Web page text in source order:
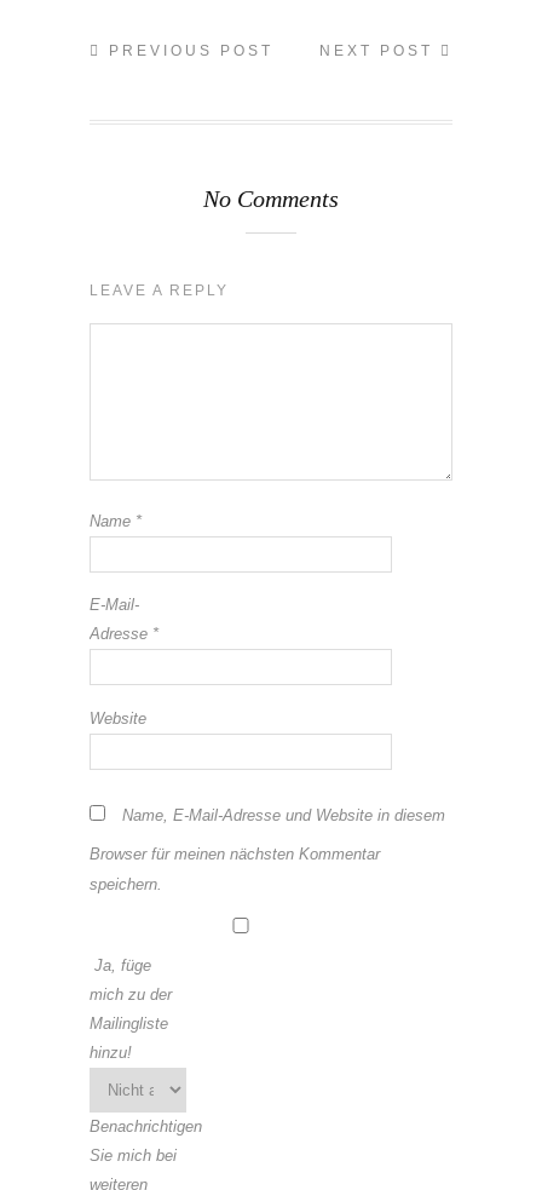
PREVIOUS POST NEXT POST
No Comments
LEAVE A REPLY
Name *
E-Mail-
Adresse *
Website
Name, E-Mail-Adresse und Website in diesem
Browser für meinen nächsten Kommentar
speichern.
Ja, füge
mich zu der
Mailingliste
hinzu!
Benachrichtigen
Sie mich bei
weiteren